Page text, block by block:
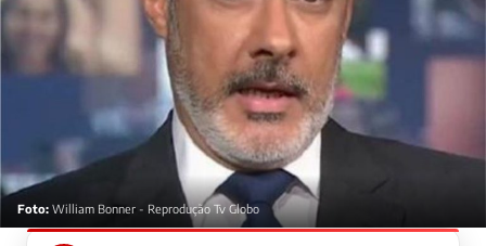
Foto: William Bonner - Reprodução Tv Globo